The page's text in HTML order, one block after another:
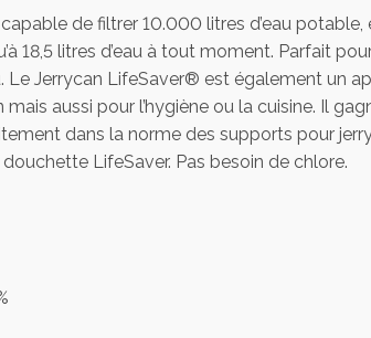
de filtrer 10.000 litres d’eau
18,5 litres d’eau à tout moment. Parfait
Le Jerrycan LifeSaver® est également un
aussi pour l’hygiène ou la cuisine. Il
dans la norme des supports pour
LifeSaver. Pas besoin de chlore.